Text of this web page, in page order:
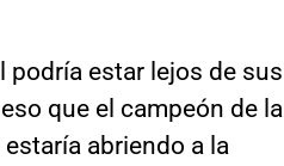
estar lejos de sus
que el campeón de la
estaría abriendo a la